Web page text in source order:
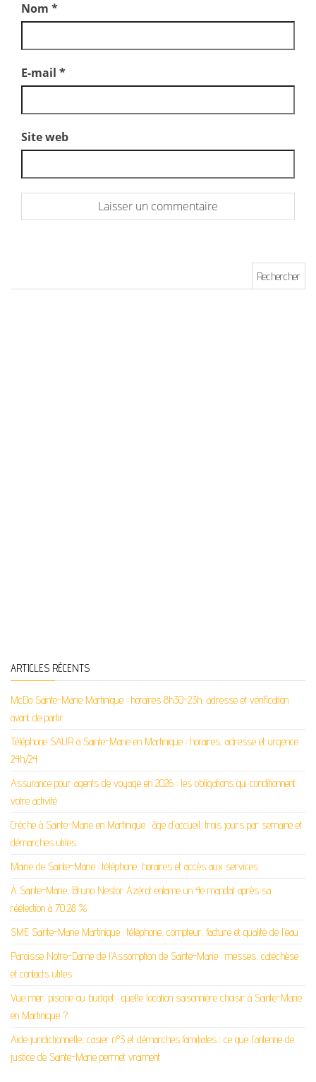
Nom *
E-mail *
Site web
ARTICLES RÉCENTS
McDo Sainte-Marie Martinique : horaires 8h30-23h, adresse et vérification
avant de partir
Téléphone SAUR à Sainte-Marie en Martinique : horaires, adresse et urgence
24h/24
Assurance pour agents de voyage en 2026 : les obligations qui conditionnent
votre activité
Crèche à Sainte-Marie en Martinique : âge d’accueil, trois jours par semaine et
démarches utiles
Mairie de Sainte-Marie : téléphone, horaires et accès aux services
À Sainte-Marie, Bruno Nestor Azérot entame un 4e mandat après sa
réélection à 70,28 %
SME Sainte-Marie Martinique : téléphone, compteur, facture et qualité de l’eau
Paroisse Notre-Dame de l’Assomption de Sainte-Marie : messes, catéchèse
et contacts utiles
Vue mer, piscine ou budget : quelle location saisonnière choisir à Sainte-Marie
en Martinique ?
Aide juridictionnelle, casier n°3 et démarches familiales : ce que l’antenne de
justice de Sainte-Marie permet vraiment